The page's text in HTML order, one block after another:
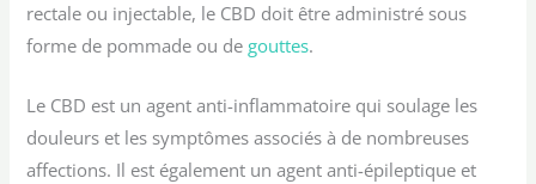
rectale ou injectable, le CBD doit être administré sous
forme de pommade ou de gouttes.
Le CBD est un agent anti-inflammatoire qui soulage les
douleurs et les symptômes associés à de nombreuses
affections. Il est également un agent anti-épileptique et